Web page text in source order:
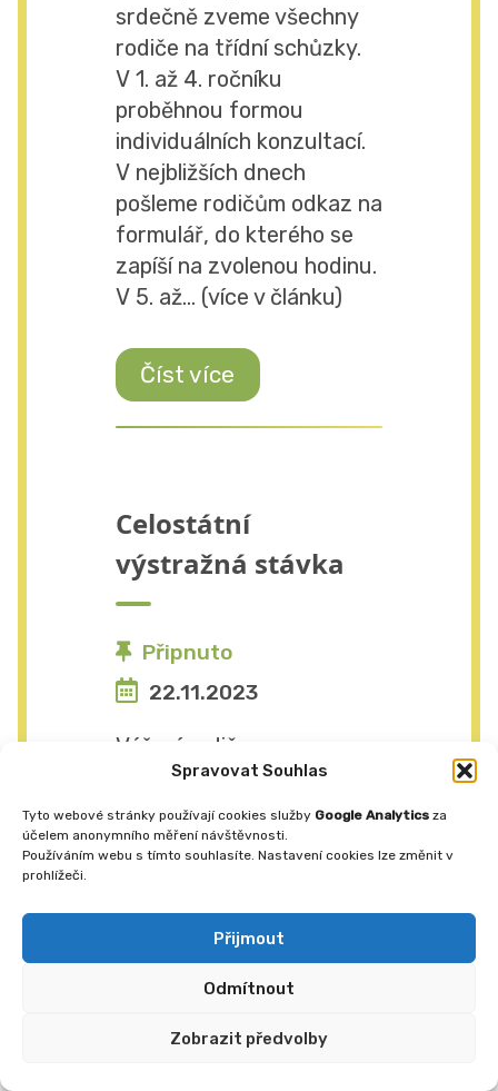
Spravovat Souhlas
Tyto webové stránky používají cookies služby Google Analytics za
účelem anonymního měření návštěvnosti.
Používáním webu s tímto souhlasíte. Nastavení cookies lze změnit v
prohlížeči.
Přijmout
Odmítnout
Zobrazit předvolby
srdečně zveme všechny
rodiče na třídní schůzky.
V 1. až 4. ročníku
proběhnou formou
individuálních konzultací.
V nejbližších dnech
pošleme rodičům odkaz na
formulář, do kterého se
zapíší na zvolenou hodinu.
V 5. až... (více v článku)
Číst více
Celostátní
výstražná stávka
Připnuto
22.11.2023
Vážení rodiče,
zaměstnanci naší školy se
rozhodli připojit k
celostátní výstražné
odborovým svazem
pracovníků ve školství
na pondělí 27. listopadu
2023. V tento den bude